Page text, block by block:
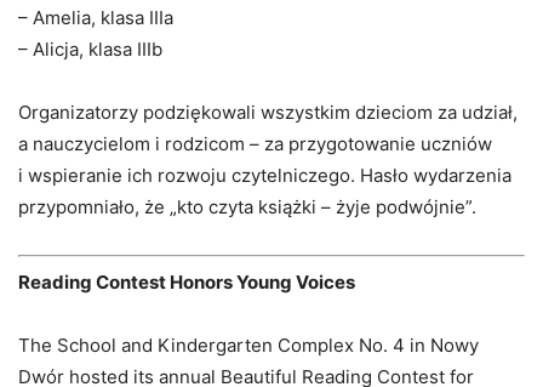
– Amelia, klasa IIIa
– Alicja, klasa IIIb
Organizatorzy podziękowali wszystkim dzieciom za udział,
a nauczycielom i rodzicom – za przygotowanie uczniów
i wspieranie ich rozwoju czytelniczego. Hasło wydarzenia
przypomniało, że „kto czyta książki – żyje podwójnie”.
Reading Contest Honors Young Voices
The School and Kindergarten Complex No. 4 in Nowy
Dwór hosted its annual Beautiful Reading Contest for